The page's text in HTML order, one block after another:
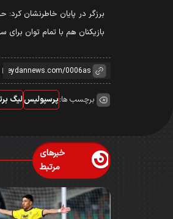
برزگر در پایان خاطرنشان
بازیکنان هم با تمام توان برای
برچسب ها:پرسپولیسلیگ
خبرهای
مرتبط